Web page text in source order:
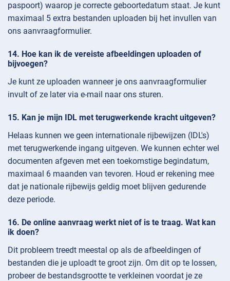
paspoort) waarop je correcte geboortedatum staat. Je kunt
maximaal 5 extra bestanden uploaden bij het invullen van
ons aanvraagformulier.
Hoe kan ik de vereiste afbeeldingen uploaden of
bijvoegen?
Je kunt ze uploaden wanneer je ons aanvraagformulier
invult of ze later via e-mail naar ons sturen.
Kan je mijn IDL met terugwerkende kracht uitgeven?
Helaas kunnen we geen internationale rijbewijzen (IDL's)
met terugwerkende ingang uitgeven. We kunnen echter wel
documenten afgeven met een toekomstige begindatum,
maximaal 6 maanden van tevoren. Houd er rekening mee
dat je nationale rijbewijs geldig moet blijven gedurende
deze periode.
De online aanvraag werkt niet of is te traag. Wat kan
ik doen?
Dit probleem treedt meestal op als de afbeeldingen of
bestanden die je uploadt te groot zijn. Om dit op te lossen,
probeer de bestandsgrootte te verkleinen voordat je ze